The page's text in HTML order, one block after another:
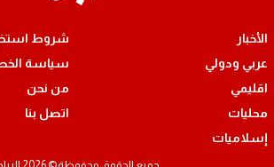
الأخبار
عربي ودولي
اقليمي
محليات
إسلاميات
شروط
سياسة
من نحن
اتصل بنا